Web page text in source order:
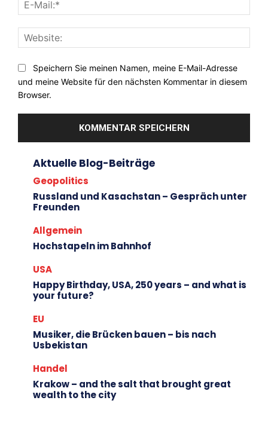
Speichern Sie meinen Namen, meine E-Mail-Adresse
und meine Website für den nächsten Kommentar in diesem
Browser.
Aktuelle Blog-Beiträge
Geopolitics
Russland und Kasachstan – Gespräch unter
Freunden
Allgemein
Hochstapeln im Bahnhof
USA
Happy Birthday, USA, 250 years – and what is
your future?
EU
Musiker, die Brücken bauen – bis nach
Usbekistan
Handel
Krakow – and the salt that brought great
wealth to the city